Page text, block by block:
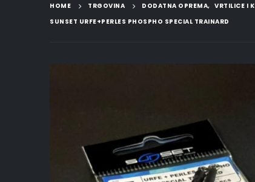
HOME TRGOVINA DODATNA OPREMA, VRTILICE I
SUNSET URFE+PERLES PHOSPHO SPECIAL TRAINARD